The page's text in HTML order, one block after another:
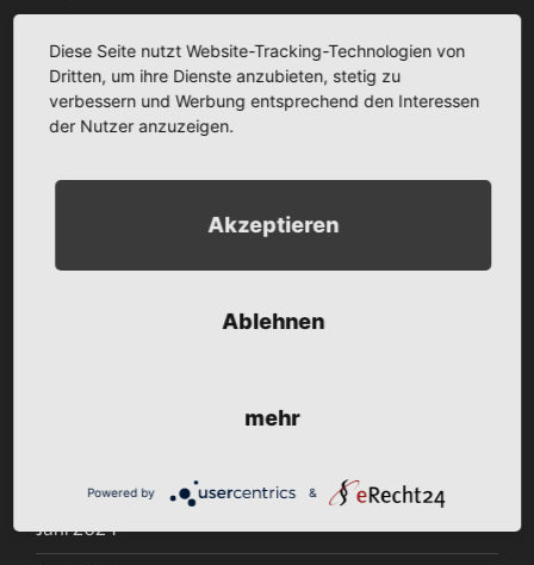
April 2026
Februar 2026
Juni 2024
Diese Seite nutzt Website-Tracking-Technologien von
Dritten, um ihre Dienste anzubieten, stetig zu
verbessern und Werbung entsprechend den Interessen
der Nutzer anzuzeigen.
Akzeptieren
Ablehnen
mehr
Powered by &